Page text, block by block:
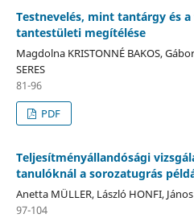
Testnevelés, mint tantárgy és
tantestületi megítélése
Magdolna KRISTONNÉ BAKOS,
SERES
81-96
PDF
Teljesítményállandósági
tanulóknál a sorozatugrás
Anetta MÜLLER, László HONFI, János
97-104